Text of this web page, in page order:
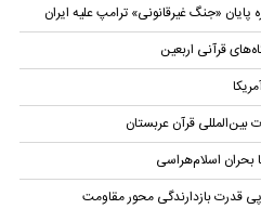
پایان «جنگ غیرقانونی» ترامپ علیه ایران
بحران اسلام‌هراسی
قدرت بازدارندگی محور مقاومت